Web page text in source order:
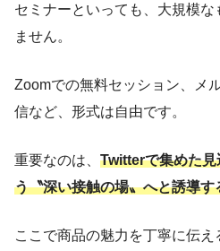
セミナーといっても、大規模な
ません。
Zoomでの無料セッション、メ
信など、形式は自由です。
重要なのは、 Twitterで集めた
う〝深い接触の場〟へと誘導す
ここで商品の魅力を丁寧に伝